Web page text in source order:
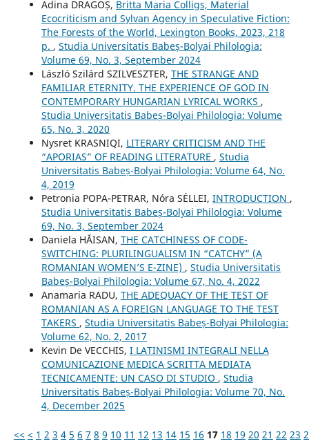
Adina DRAGOȘ, Britta Maria Colligs, Material
Ecocriticism and Sylvan Agency in Speculative Fiction:
The Forests of the World, Lexington Books, 2023, 218
p. , Studia Universitatis Babeș-Bolyai Philologia:
Volume 69, No. 3, September 2024
László Szilárd SZILVESZTER, THE STRANGE AND
FAMILIAR ETERNITY. THE EXPERIENCE OF GOD IN
CONTEMPORARY HUNGARIAN LYRICAL WORKS ,
Studia Universitatis Babeș-Bolyai Philologia: Volume
65, No. 3, 2020
Nysret KRASNIQI, LITERARY CRITICISM AND THE
“APORIAS” OF READING LITERATURE , Studia
Universitatis Babeș-Bolyai Philologia: Volume 64, No.
4, 2019
Petronia POPA-PETRAR, Nóra SÉLLEI, INTRODUCTION ,
Studia Universitatis Babeș-Bolyai Philologia: Volume
69, No. 3, September 2024
Daniela HĂISAN, THE CATCHINESS OF CODE-
SWITCHING: PLURILINGUALISM IN “CATCHY” (A
ROMANIAN WOMEN’S E-ZINE) , Studia Universitatis
Babeș-Bolyai Philologia: Volume 67, No. 4, 2022
Anamaria RADU, THE ADEQUACY OF THE TEST OF
ROMANIAN AS A FOREIGN LANGUAGE TO THE TEST
TAKERS , Studia Universitatis Babeș-Bolyai Philologia:
Volume 62, No. 2, 2017
Kevin De VECCHIS, I LATINISMI INTEGRALI NELLA
COMUNICAZIONE MEDICA SCRITTA MEDIATA
TECNICAMENTE: UN CASO DI STUDIO , Studia
Universitatis Babeș-Bolyai Philologia: Volume 70, No.
4, December 2025
<< < 1 2 3 4 5 6 7 8 9 10 11 12 13 14 15 16 17 18 19 20 21 22 23